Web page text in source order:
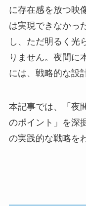
に存在感を放つ映
は実現できなかっ
し、ただ明るく光
りません。夜間に
には、戦略的な設
本記事では、「夜
のポイント」を深
の実践的な戦略を